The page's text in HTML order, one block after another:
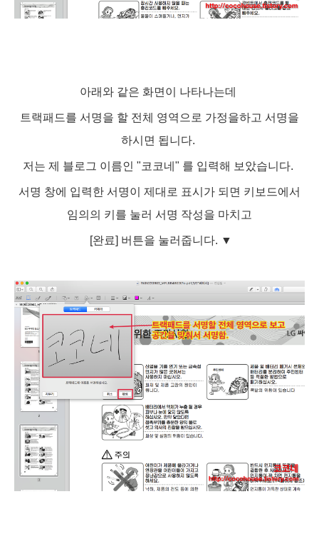
아래와 같은 화면이 나타나는데
트랙패드를 서명을 할 전체 영역으로 가정을하고 서명을
하시면 됩니다.
저는 제 블로그 이름인 "코코네" 를 입력해 보았습니다.
서명 창에 입력한 서명이 제대로 표시가 되면 키보드에서
임의의 키를 눌러 서명 작성을 마치고
[완료] 버튼을 눌러줍니다. ▼